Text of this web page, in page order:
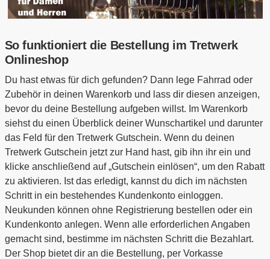
So funktioniert die Bestellung im Tretwerk
Onlineshop
Du hast etwas für dich gefunden? Dann lege Fahrrad oder
Zubehör in deinen Warenkorb und lass dir diesen anzeigen,
bevor du deine Bestellung aufgeben willst. Im Warenkorb
siehst du einen Überblick deiner Wunschartikel und darunter
das Feld für den Tretwerk Gutschein. Wenn du deinen
Tretwerk Gutschein jetzt zur Hand hast, gib ihn ihr ein und
klicke anschließend auf „Gutschein einlösen“, um den Rabatt
zu aktivieren. Ist das erledigt, kannst du dich im nächsten
Schritt in ein bestehendes Kundenkonto einloggen.
Neukunden können ohne Registrierung bestellen oder ein
Kundenkonto anlegen. Wenn alle erforderlichen Angaben
gemacht sind, bestimme im nächsten Schritt die Bezahlart.
Der Shop bietet dir an die Bestellung, per Vorkasse